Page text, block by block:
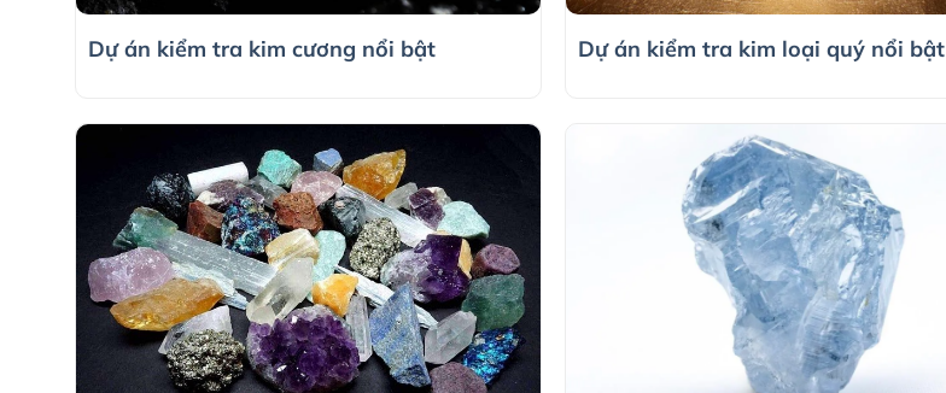
Dự án kiểm tra kim cương nổi bật Dự án kiểm tra kim loại quý nổi bật